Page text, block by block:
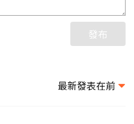
發布
最新發表在前